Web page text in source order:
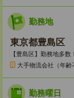
勤務地
東京都豊島区
【豊島区】勤務地多数！
大手物流会社（年齢
勤務曜日